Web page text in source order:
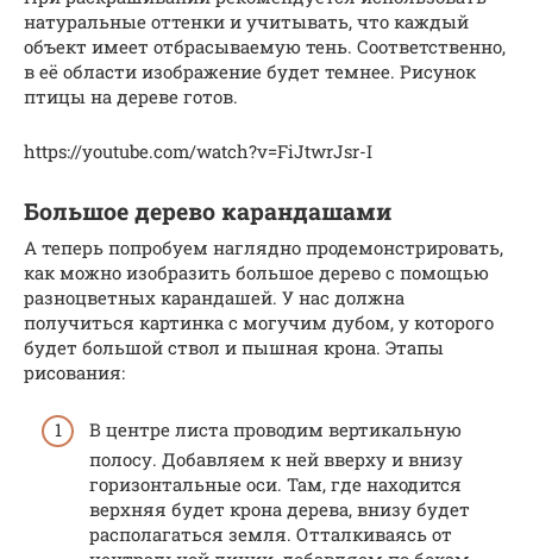
натуральные оттенки и учитывать, что каждый
объект имеет отбрасываемую тень. Соответственно,
в её области изображение будет темнее. Рисунок
птицы на дереве готов.
https://youtube.com/watch?v=FiJtwrJsr-I
Большое дерево карандашами
А теперь попробуем наглядно продемонстрировать,
как можно изобразить большое дерево с помощью
разноцветных карандашей. У нас должна
получиться картинка с могучим дубом, у которого
будет большой ствол и пышная крона. Этапы
рисования:
В центре листа проводим вертикальную
полосу. Добавляем к ней вверху и внизу
горизонтальные оси. Там, где находится
верхняя будет крона дерева, внизу будет
располагаться земля. Отталкиваясь от